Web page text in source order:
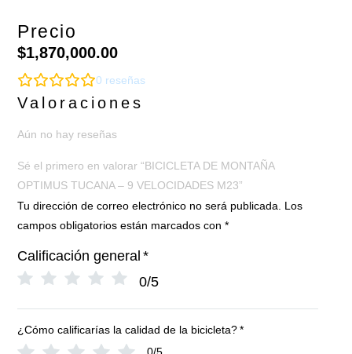
Precio
$1,870,000.00
0 reseñas
Valoraciones
Aún no hay reseñas
Sé el primero en valorar “BICICLETA DE MONTAÑA
OPTIMUS TUCANA – 9 VELOCIDADES M23”
Tu dirección de correo electrónico no será publicada.
Los
campos obligatorios están marcados con*
Calificación general *
0/5
¿Cómo calificarías la calidad de la bicicleta? *
0/5